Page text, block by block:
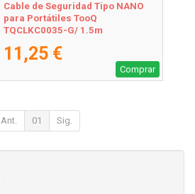
Cable de Seguridad Tipo NANO
para Portátiles TooQ
TQCLKC0035-G/ 1.5m
11,25 €
Comprar
Ant. 01 Sig.